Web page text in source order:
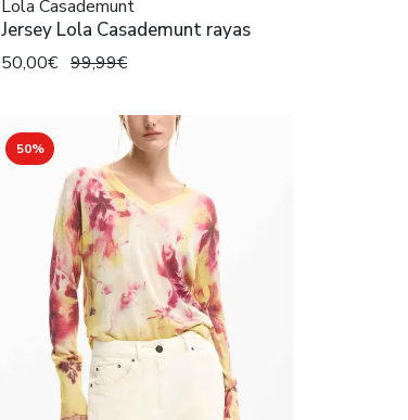
Lola Casademunt
Jersey Lola Casademunt rayas
50,00€ 99,99€
50%